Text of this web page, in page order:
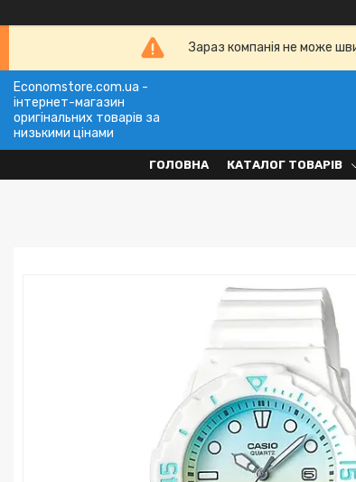
Зараз компанія не може
Economstore.com.ua -
інтернет-магазин
оригінальних товарів за
низькими цінами
ГОЛОВНА КАТАЛОГ ТОВАРІВ